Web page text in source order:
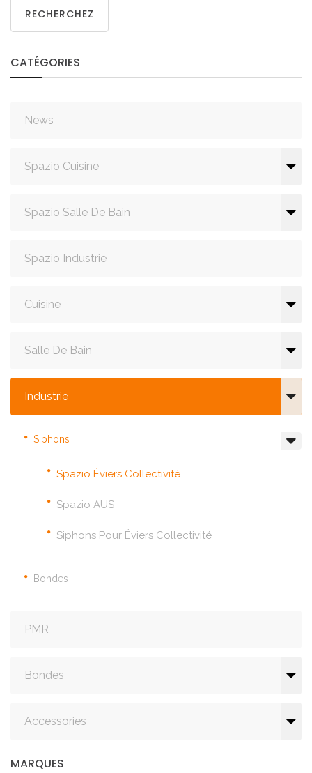
RECHERCHEZ
CATÉGORIES
News
Spazio Cuisine
Spazio Salle De Bain
Spazio Industrie
Cuisine
Salle De Bain
Industrie
Siphons
Spazio Éviers Collectivité
Spazio AUS
Siphons Pour Éviers Collectivité
Bondes
PMR
Bondes
Accessories
MARQUES